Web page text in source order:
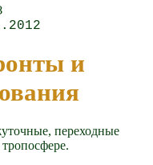
переходные